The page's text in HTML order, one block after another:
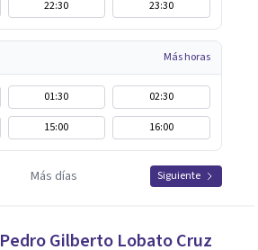
22:30 23:30
Más horas
01:30
02:30
15:00 16:00
Más días Siguiente
Pedro Gilberto Lobato Cruz